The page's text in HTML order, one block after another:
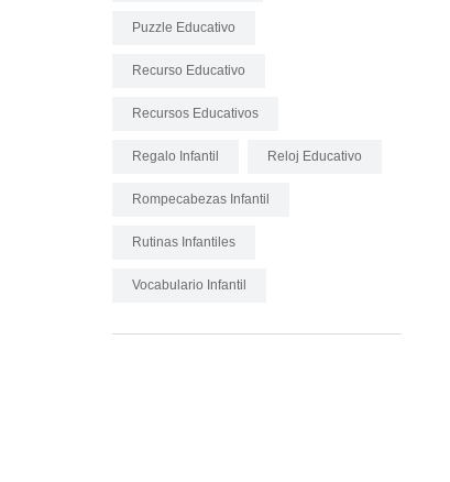
Puzzle Educativo
Recurso Educativo
Recursos Educativos
Regalo Infantil Reloj Educativo
Rompecabezas Infantil
Rutinas Infantiles
Vocabulario Infantil